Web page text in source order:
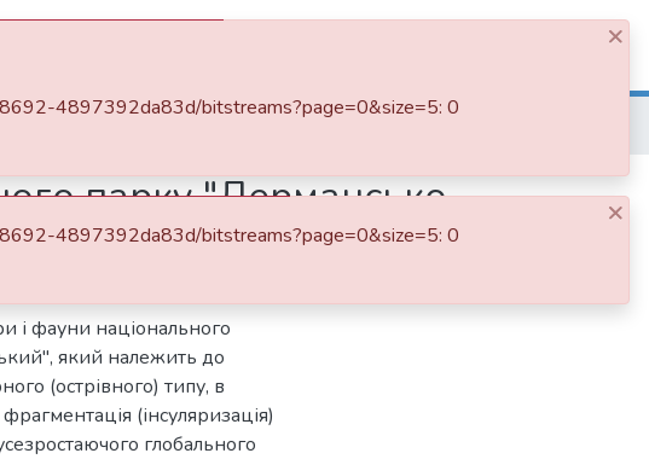
парку "Дермансько-
і фауни національного
який належить до
(острівного) типу, в
(інсуляризація)
глобального
×
4897392da83d/bitstreams?page=0&size=5: 0
×
4897392da83d/bitstreams?page=0&size=5: 0